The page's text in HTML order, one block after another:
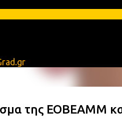
της ΕΟΒΕΑΜΜ